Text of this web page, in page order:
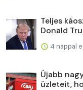
Teljes
Donald
4 nappal
Újabb
üzleteit,